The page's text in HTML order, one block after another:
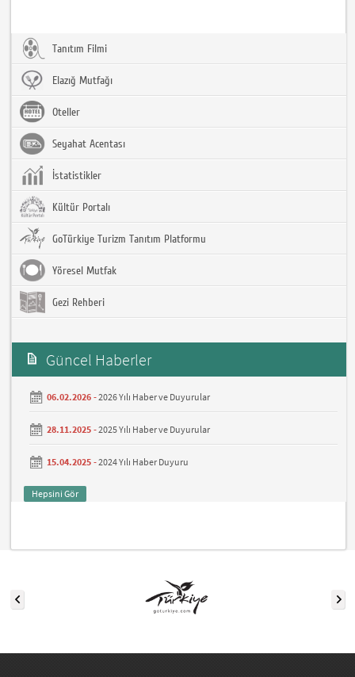
Tanıtım Filmi
Elazığ Mutfağı
Oteller
Seyahat Acentası
İstatistikler
Kültür Portalı
GoTürkiye Turizm Tanıtım Platformu
Yöresel Mutfak
Gezi Rehberi
Güncel Haberler
06.02.2026 -2026 Yılı Haber ve Duyurular
28.11.2025 -2025 Yılı Haber ve Duyurular
15.04.2025 -2024 Yılı Haber Duyuru
Hepsini Gör